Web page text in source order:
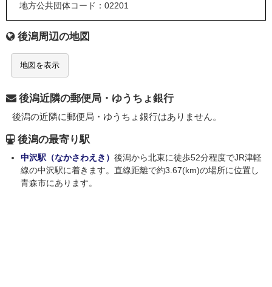
地方公共団体コード：02201
後潟周辺の地図
地図を表示
後潟近隣の郵便局・ゆうちょ銀行
後潟の近隣に郵便局・ゆうちょ銀行はありません。
後潟の最寄り駅
中沢駅（なかさわえき） 後潟から北東に徒歩52分程度でJR津軽
線の中沢駅に着きます。直線距離で約3.67(km)の場所に位置し
青森市にあります。